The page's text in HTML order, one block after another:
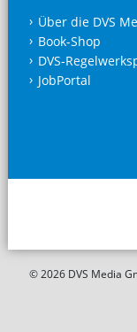
Über die DVS
Book-Shop
DVS-
JobPortal
© 2026 DVS Media